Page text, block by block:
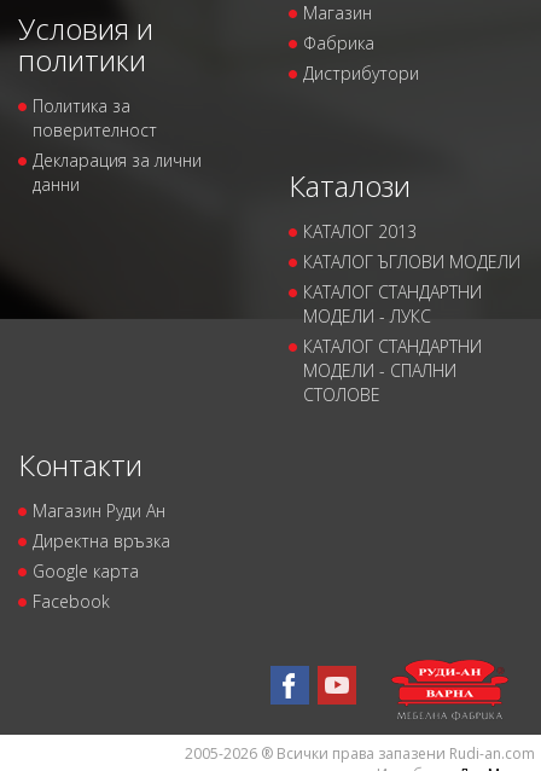
Условия и
политики
Политика за
поверителност
Декларация за лични
данни
Магазин
Фабрика
Дистрибутори
Каталози
КАТАЛОГ 2013
КАТАЛОГ ЪГЛОВИ МОДЕЛИ
КАТАЛОГ СТАНДАРТНИ
МОДЕЛИ - ЛУКС
КАТАЛОГ СТАНДАРТНИ
МОДЕЛИ - СПАЛНИ
СТОЛОВЕ
Контакти
Магазин Руди Ан
Директна връзка
Google карта
Facebook
2005-2026 ® Всички права запазени Rudi-an.com